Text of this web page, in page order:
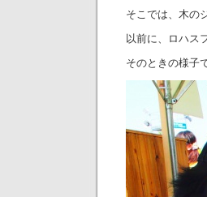
そこでは、木の
以前に、ロハス
そのときの様子